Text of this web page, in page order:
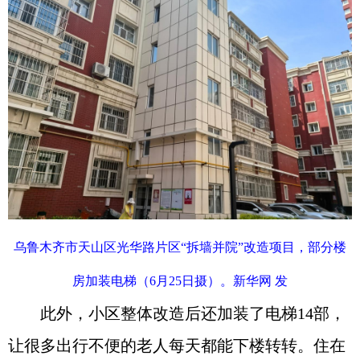
乌鲁木齐市天山区光华路片区“拆墙并院”改造项目，部分楼
房加装电梯（6月25日摄）。新华网 发
此外，小区整体改造后还加装了电梯14部，
让很多出行不便的老人每天都能下楼转转。住在